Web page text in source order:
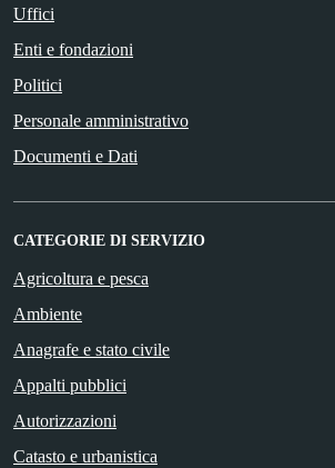
Uffici
Enti e fondazioni
Politici
Personale amministrativo
Documenti e Dati
CATEGORIE DI SERVIZIO
Agricoltura e pesca
Ambiente
Anagrafe e stato civile
Appalti pubblici
Autorizzazioni
Catasto e urbanistica